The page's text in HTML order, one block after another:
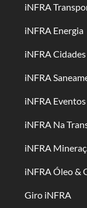
iNFRA
iNFRA Energia
iNFRA Cidades
iNFRA
iNFRA Eventos
iNFRA Na
iNFRA
iNFRA Óleo &
Giro iNFRA